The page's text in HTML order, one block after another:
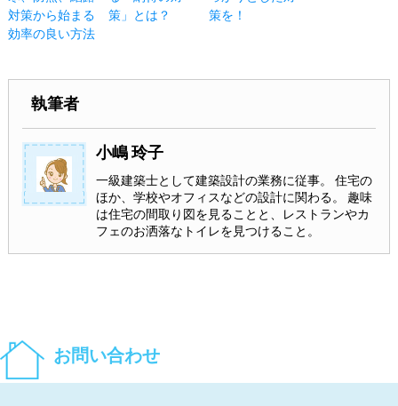
対策から始まる
効率の良い方法
策」とは？
策を！
執筆者
小嶋 玲子
一級建築士として建築設計の業務に従事。 住宅の
ほか、学校やオフィスなどの設計に関わる。 趣味
は住宅の間取り図を見ることと、レストランやカ
フェのお洒落なトイレを見つけること。
お問い合わせ